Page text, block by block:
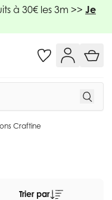
à 30€ les 3m >> Je
Craftine
Trier par